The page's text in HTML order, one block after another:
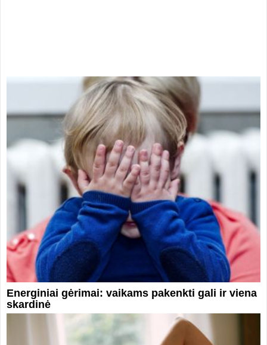
Energiniai gėrimai: vaikams pakenkti gali ir viena
skardinė